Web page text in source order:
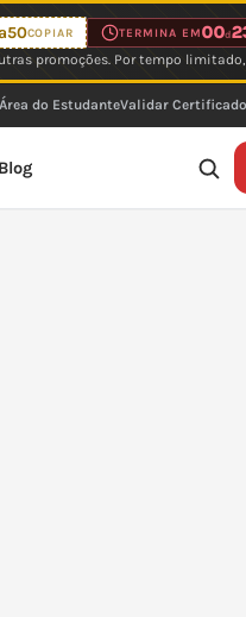
COPIAR TERMINA EM00d
promoções. Por tempo
Área do EstudanteValidar Certificado
Blog